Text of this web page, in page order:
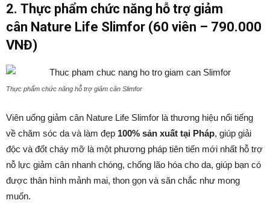
2. Thực phẩm chức năng hỗ trợ giảm
cân Nature Life Slimfor (60 viên – 790.000
VNĐ)
Thực phẩm chức năng hỗ trợ giảm cân Slimfor
Viên uống giảm cân Nature Life Slimfor là thương hiệu nổi tiếng
về chăm sóc da và làm đẹp 100% sản xuất tại Pháp, giúp giải
độc và đốt cháy mỡ là một phương pháp tiên tiến mới nhất hỗ trợ
nỗ lực giảm cân nhanh chóng, chống lão hóa cho da, giúp bạn có
được thân hình mảnh mai, thon gọn và săn chắc như mong
muốn.